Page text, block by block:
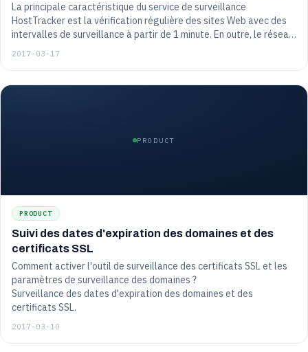
La principale caractéristique du service de surveillance
HostTracker est la vérification régulière des sites Web avec des
intervalles de surveillance à partir de 1 minute. En outre, le réseau
mondial de points de contrôle de surveillance dédié de
2017-03-17
PRODUCT
PRODUCT
Suivi des dates d'expiration des domaines et des
certificats SSL
Comment activer l'outil de surveillance des certificats SSL et les
paramètres de surveillance des domaines ?
Surveillance des dates d'expiration des domaines et des
certificats SSL.
2017-03-10